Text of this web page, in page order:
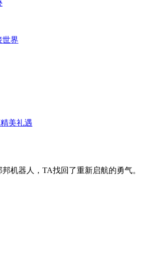
世界
美礼遇
机器人，TA找回了重新启航的勇气。